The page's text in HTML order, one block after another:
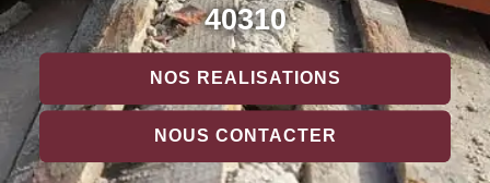
40310
NOS REALISATIONS
NOUS CONTACTER